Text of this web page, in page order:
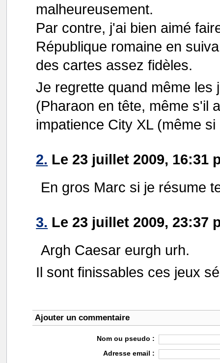
malheureusement.
Par contre, j'ai bien aimé
République romaine en
des cartes assez fidèles.
Je regrette quand même les
(Pharaon en tête, même s'il
impatience City XL (même
2. Le 23 juillet 2009, 16:31
En gros Marc si je résume
3. Le 23 juillet 2009, 23:37
Argh Caesar eurgh urh.
Il sont finissables ces jeux
Ajouter un commentaire
Nom ou pseudo :
Adresse email :